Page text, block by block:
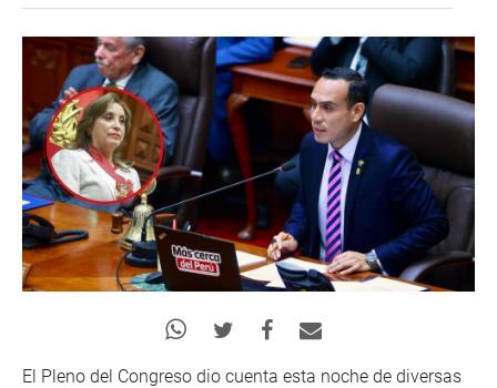
El Pleno del Congreso dio cuenta esta noche de diversas